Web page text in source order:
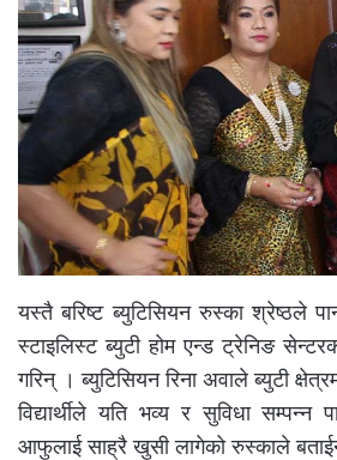
यस्तै बरिष्ट ब्युटिसियन रुस्का श्रेष्ठले
स्टाइलिस्ट ब्युटी होम एन्ड ट्रेनिङ
गरिन् । ब्युटिसियन रिना अवाले ब्युटी
विद्यार्थीले यति भव्य र सुविधा सम्पन्न
आफुलाई साह्रै खुसी लागेको रुस्काले